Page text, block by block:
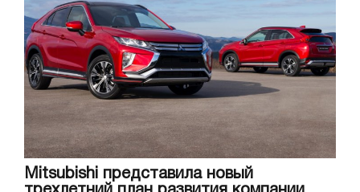
Mitsubishi представила новый